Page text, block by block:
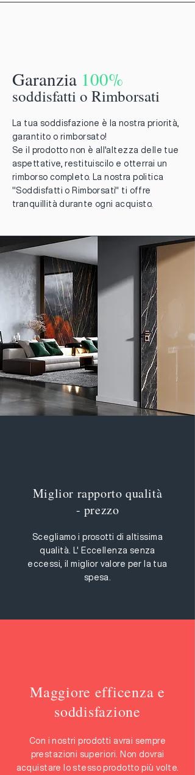
Garanzia 100%
soddisfatti o Rimborsati
La tua soddisfazione è la nostra priorità,
garantito o rimborsato!
Se il prodotto non è all'altezza delle tue
aspettative, restituiscilo e otterrai un
rimborso completo. La nostra politica
"Soddisfatti o Rimborsati" ti offre
tranquillità durante ogni acquisto.
Miglior rapporto qualità
- prezzo
Scegliamo i prosotti di altissima
qualità. L' Eccellenza senza
eccessi, il miglior valore per la tua
spesa.
Maggiore efficenza e
soddisfazione
Con i nostri prodotti avrai sempre
prestazioni superiori. Non dovrai
acquistare lo stesso prodotto più volte.